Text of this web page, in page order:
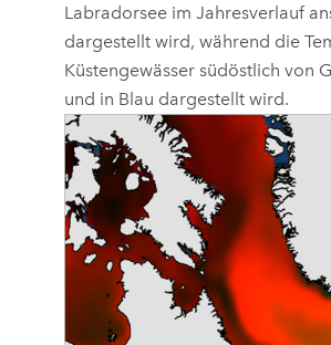
Labradorsee im Jahresverlauf
dargestellt wird, während die
Küstengewässer südöstlich von
und in Blau dargestellt wird.